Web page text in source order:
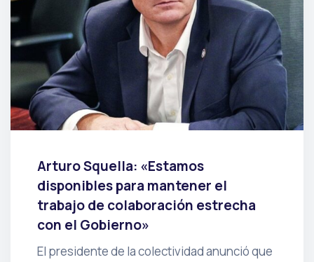
Arturo Squella: «Estamos
disponibles para mantener el
trabajo de colaboración estrecha
con el Gobierno»
El presidente de la colectividad anunció que